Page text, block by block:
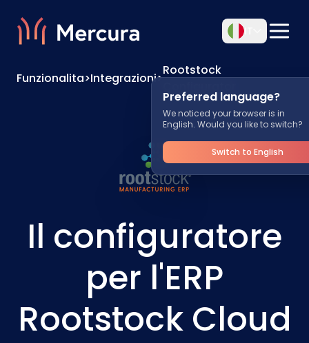
Preferred language?
We noticed your browser is in
English. Would you like to switch?
Switch to English
Funzionalita>Integrazioni>
Rootstock
Il configuratore
per l'ERP
Rootstock Cloud